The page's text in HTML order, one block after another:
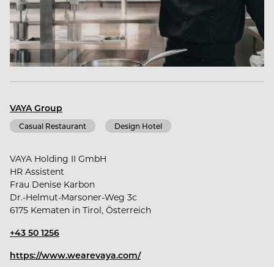
uns und wirst Teil des VAYA-Teams.
Ob an einem unserer Hotelstandorte oder als
Mitarbeiter*in in unserem Headoffice: die
Karrieremöglichkeiten bei VAYA sind vielfältig.
Gemeinsam gestalten wir besondere Momente -
VAYA Group
Casual Restaurant Design Hotel
VAYA Holding II GmbH
HR Assistent
Frau Denise Karbon
Dr.-Helmut-Marsoner-Weg 3c
6175 Kematen in Tirol, Österreich
+43 50 1256
https://www.wearevaya.com/